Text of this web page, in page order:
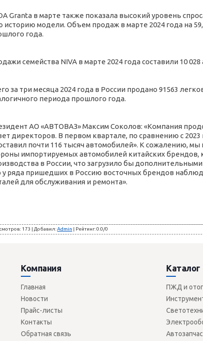
Granta в марте также показала высокий уровень
историю модели. Объем продаж в марте 2024 года на
года.
семейства NIVA в марте 2024 года составили 10
за три месяца 2024 года в России продано 91563
периода прошлого года.
АО «АВТОВАЗ» Максим Соколов: «Компания
директоров. В первом квартале, по сравнению с
почти 116 тысяч автомобилей». К сожалению,
импортируемых автомобилей китайских брендов,
в России, что загрузило бы
у ряда пришедших в Россию восточных брендов
для обслуживания и ремонта».
: 173 | Добавил:Admin | Рейтинг:0.0/0
Компания
Главная
Новости
Прайс-листы
Контакты
Обратная связь
Каталог
ПЖД и